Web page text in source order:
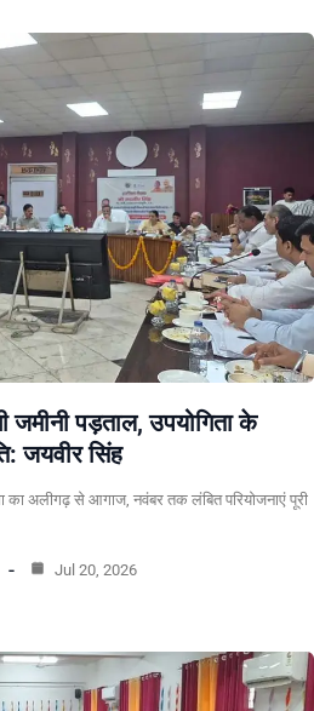
जमीनी पड़ताल, उपयोगिता के
जयवीर सिंह
का अलीगढ़ से आगाज, नवंबर तक लंबित परियोजनाएं पूरी
Jul 20, 2026